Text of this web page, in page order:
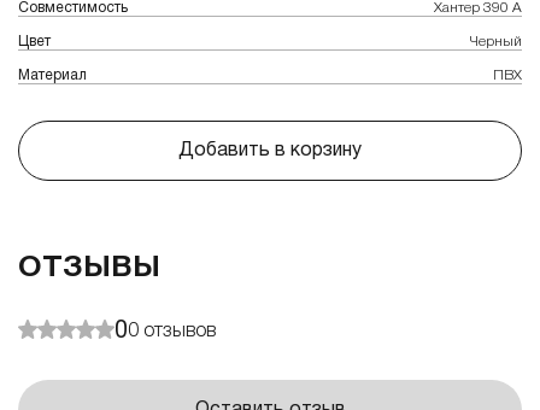
Совместимость Хантер 390 А
Цвет Черный
Материал ПВХ
Добавить в корзину
ОТЗЫВЫ
00 отзывов